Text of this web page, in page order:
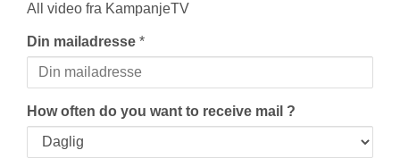
All video fra KampanjeTV
Din mailadresse *
How often do you want to receive mail ?